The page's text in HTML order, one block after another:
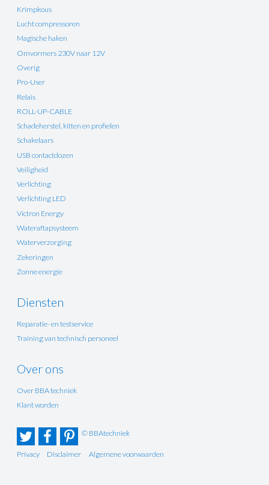
Krimpkous
Lucht compressoren
Magische haken
Omvormers 230V naar 12V
Overig
Pro-User
Relais
ROLL-UP-CABLE
Schadeherstel, kitten en profielen
Schakelaars
USB contactdozen
Veiligheid
Verlichting
Verlichting LED
Victron Energy
Wateraftapsysteem
Waterverzorging
Zekeringen
Zonne energie
Diensten
Reparatie- en testservice
Training van technisch personeel
Over ons
Over BBA techniek
Klant worden
© BBAtechniek
Privacy Disclaimer Algemene voorwaarden